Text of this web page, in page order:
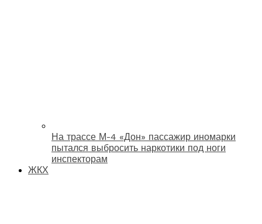
На трассе М-4 «Дон» пассажир иномарки
пытался выбросить наркотики под ноги
инспекторам
ЖКХ